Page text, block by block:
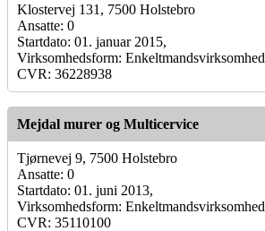
Klostervej 131, 7500 Holstebro
Ansatte: 0
Startdato: 01. januar 2015,
Virksomhedsform: Enkeltmandsvirksomhed
CVR: 36228938
Mejdal murer og Multicervice
Tjørnevej 9, 7500 Holstebro
Ansatte: 0
Startdato: 01. juni 2013,
Virksomhedsform: Enkeltmandsvirksomhed
CVR: 35110100